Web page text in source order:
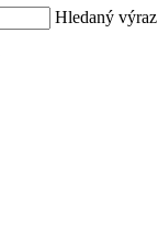
Hledaný výraz